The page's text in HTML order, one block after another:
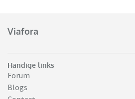
Viafora
Handige links
Forum
Blogs